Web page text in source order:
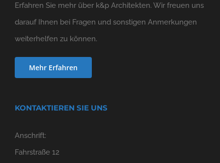
Erfahren Sie mehr über k&p Architekten. Wir freuen uns
darauf Ihnen bei Fragen und sonstigen Anmerkungen
weiterhelfen zu können.
Mehr Erfahren
KONTAKTIEREN SIE UNS
Anschrift:
Fahrstraße 12